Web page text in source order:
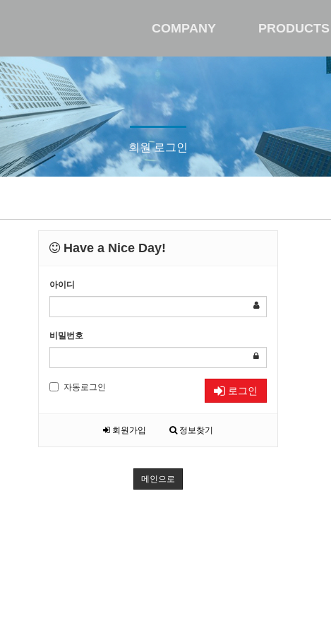
COMPANY PRODUCTS
회원 로그인
Have a Nice Day!
아이디
비밀번호
자동로그인 로그인
회원가입 정보찾기
메인으로